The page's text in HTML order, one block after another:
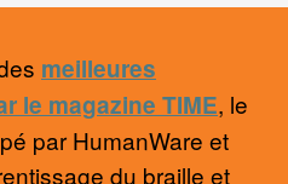
meilleures
le magazine TIME, le
par HumanWare et
du braille et